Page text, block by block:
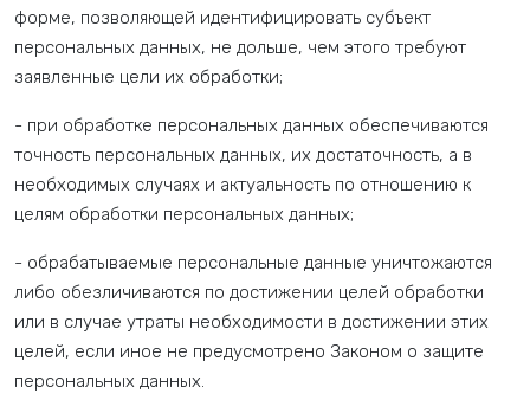
форме, позволяющей идентифицировать субъект
персональных данных, не дольше, чем этого требуют
заявленные цели их обработки;
- при обработке персональных данных обеспечиваются
точность персональных данных, их достаточность, а в
необходимых случаях и актуальность по отношению к
целям обработки персональных данных;
- обрабатываемые персональные данные уничтожаются
либо обезличиваются по достижении целей обработки
или в случае утраты необходимости в достижении этих
целей, если иное не предусмотрено Законом о защите
персональных данных.